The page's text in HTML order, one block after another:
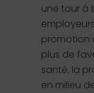
une tour à
promotion
plus de
santé, la
en milieu